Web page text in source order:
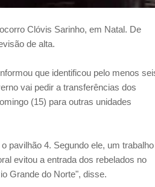
Clóvis Sarinho, em Natal. De
de alta.
que identificou pelo menos
vai pedir a transferências dos
(15) para outras unidades
pavilhão 4. Segundo ele, um trabalho
evitou a entrada dos rebelados no
Grande do Norte", disse.